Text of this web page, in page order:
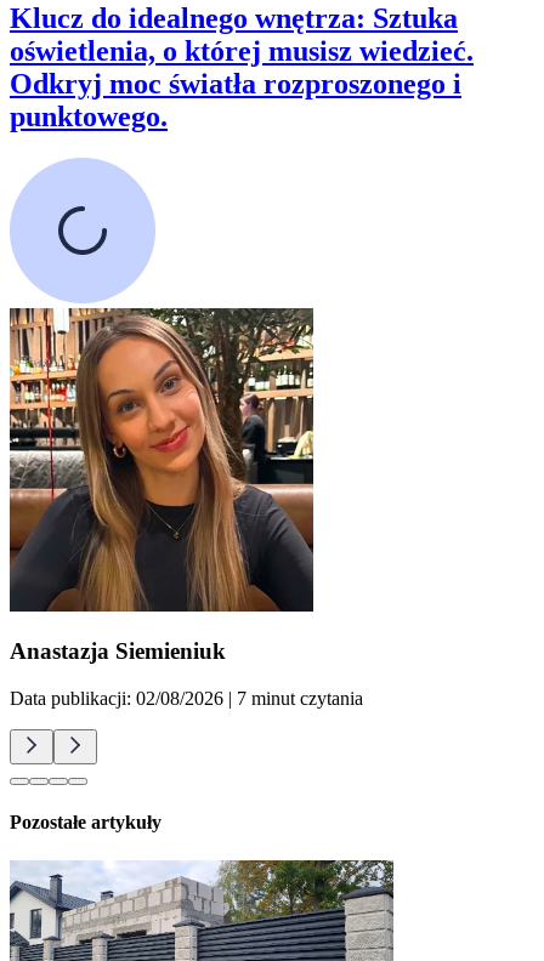
Klucz do idealnego wnętrza: Sztuka
oświetlenia, o której musisz wiedzieć.
Odkryj moc światła rozproszonego i
punktowego.
Anastazja Siemieniuk
Data publikacji: 02/08/2026 | 7 minut czytania
Pozostałe artykuły